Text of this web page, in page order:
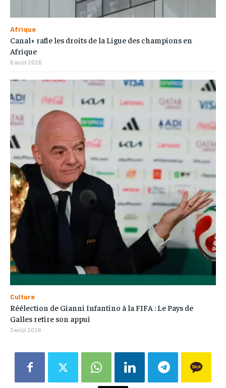
Afrique
Canal+ rafle les droits de la Ligue des champions en
Afrique
6 août 2026
Culture
Réélection de Gianni Infantino à la FIFA : Le Pays de
Galles retire son appui
3 août 2026